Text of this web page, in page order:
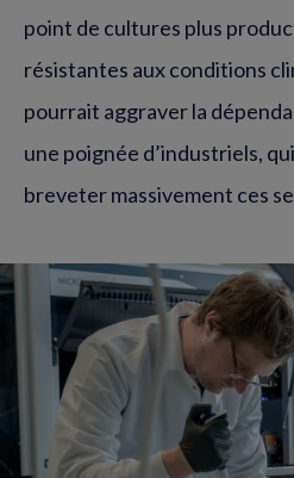
point de cultures plus
résistantes aux conditions
pourrait aggraver la
une poignée d’industriels,
breveter massivement ces